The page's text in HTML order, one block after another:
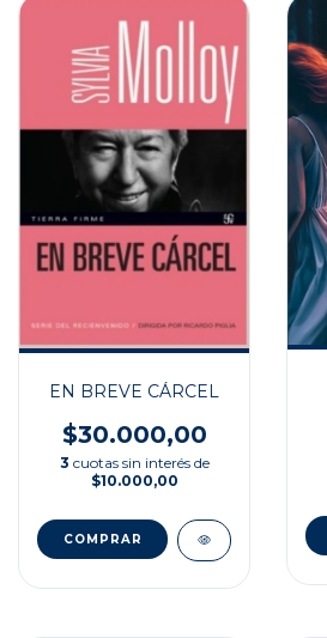
EN BREVE CÁRCEL
$30.000,00
3 cuotas sin interés de
$10.000,00